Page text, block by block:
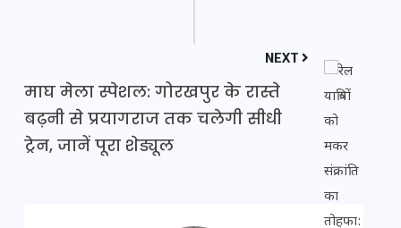
NEXT
माघ मेला स्पेशल: गोरखपुर के रास्ते
बढ़नी से प्रयागराज तक चलेगी सीधी
ट्रेन, जानें पूरा शेड्यूल